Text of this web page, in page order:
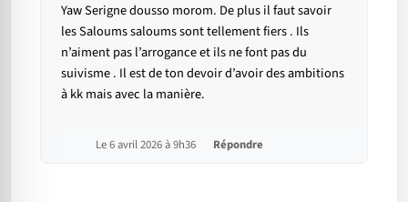
Yaw Serigne dousso morom. De plus il faut savoir
les Saloums saloums sont tellement fiers . Ils
n’aiment pas l’arrogance et ils ne font pas du
suivisme . Il est de ton devoir d’avoir des ambitions
à kk mais avec la manière.
Le 6 avril 2026 à 9h36 Répondre